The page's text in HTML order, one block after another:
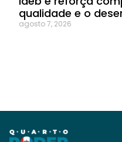
qualidade e o
agosto 7, 2026